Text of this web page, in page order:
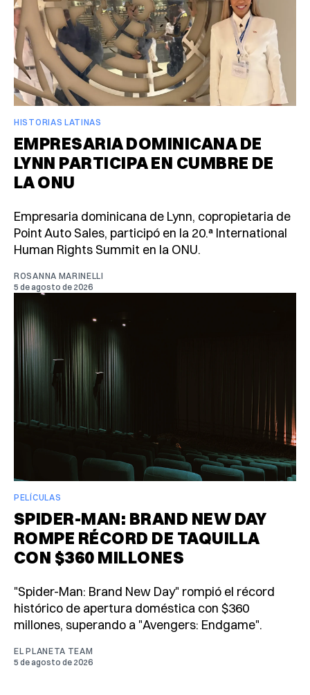
HISTORIAS LATINAS
EMPRESARIA DOMINICANA DE
LYNN PARTICIPA EN CUMBRE DE
LA ONU
Empresaria dominicana de Lynn, copropietaria de
Point Auto Sales, participó en la 20.ª International
Human Rights Summit en la ONU.
ROSANNA MARINELLI
5 de agosto de 2026
PELÍCULAS
SPIDER-MAN: BRAND NEW DAY
ROMPE RÉCORD DE TAQUILLA
CON $360 MILLONES
"Spider-Man: Brand New Day" rompió el récord
histórico de apertura doméstica con $360
millones, superando a "Avengers: Endgame".
EL PLANETA TEAM
5 de agosto de 2026